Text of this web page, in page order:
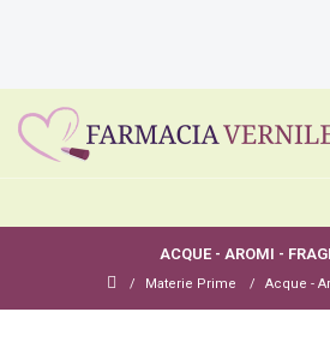
ACQUE - AROMI -
Materie Prime Acque -